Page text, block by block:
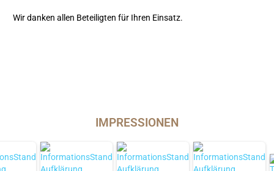
Wir danken allen Beteiligten für Ihren Einsatz.
IMPRESSIONEN